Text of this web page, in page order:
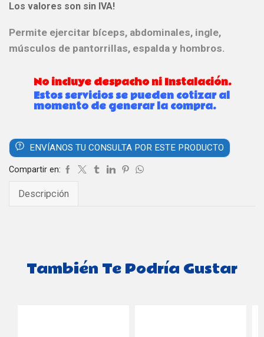
Los valores son sin IVA!
Permite ejercitar bíceps, abdominales, ingle,
músculos de pantorrillas, espalda y hombros.
No incluye despacho ni Instalación.
Estos servicios se pueden cotizar al
momento de generar la compra.
ENVÍANOS TU CONSULTA POR ESTE PRODUCTO
Compartir en:
Descripción
También Te Podría Gustar